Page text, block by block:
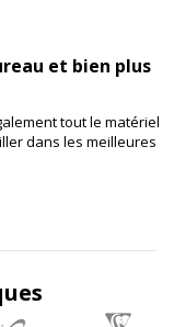
et bien plus
tout le matériel
dans les meilleures